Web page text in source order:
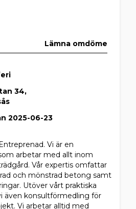
Lämna omdöme
34,
2025-06-23
Vi är en
arbetar med allt inom
Vår expertis omfattar
och mönstrad betong samt
Utöver vårt praktiska
även konsultförmedling för
Vi arbetar alltid med